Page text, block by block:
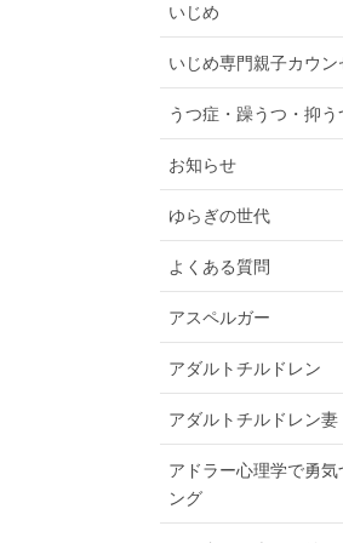
いじめ
いじめ専門親子カウン
うつ症・躁うつ・抑う
お知らせ
ゆらぎの世代
よくある質問
アスペルガー
アダルトチルドレン
アダルトチルドレン妻
アドラー心理学で勇気
ング